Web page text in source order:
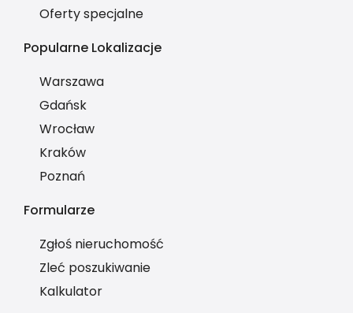
Oferty specjalne
Popularne Lokalizacje
Warszawa
Gdańsk
Wrocław
Kraków
Poznań
Formularze
Zgłoś nieruchomość
Zleć poszukiwanie
Kalkulator